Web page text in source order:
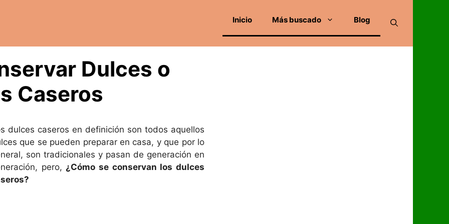
Inicio Más buscado Blog
Dulces o
Caseros
dulces caseros en definición son todos aquellos
que se pueden preparar en casa, y que por lo
son tradicionales y pasan de generación en
pero,¿Cómo se conservan los dulces